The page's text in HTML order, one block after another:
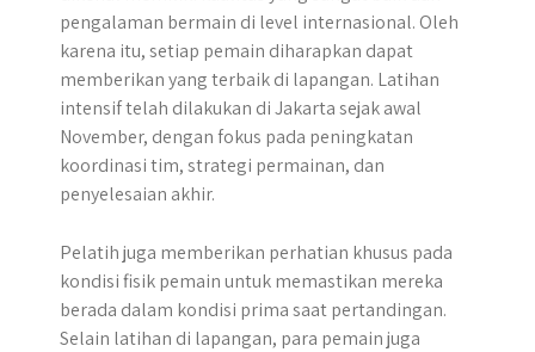
pengalaman bermain di level internasional. Oleh
karena itu, setiap pemain diharapkan dapat
memberikan yang terbaik di lapangan. Latihan
intensif telah dilakukan di Jakarta sejak awal
November, dengan fokus pada peningkatan
koordinasi tim, strategi permainan, dan
penyelesaian akhir.
Pelatih juga memberikan perhatian khusus pada
kondisi fisik pemain untuk memastikan mereka
berada dalam kondisi prima saat pertandingan.
Selain latihan di lapangan, para pemain juga